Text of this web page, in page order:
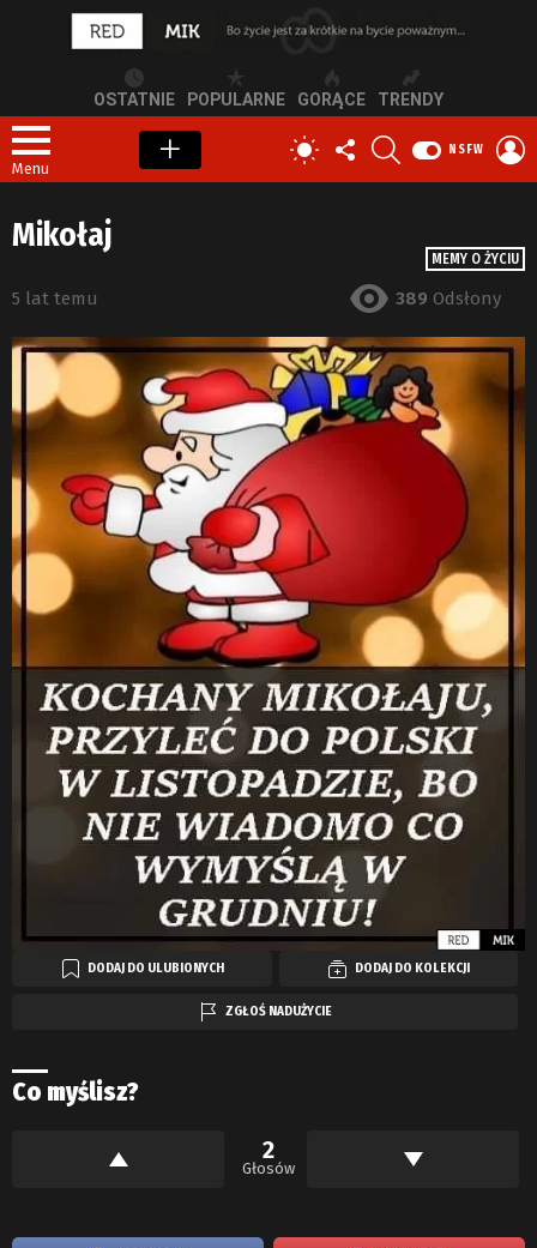
OSTATNIE POPULARNE GORĄCE TRENDY
Menu
PRZEŁĄCZ
SKÓRKĘ
OBSERWUJ
NAS
NSFW
MEMY O ŻYCIU
Mikołaj
5 lat temu 389 Odsłony
DODAJ DO ULUBIONYCH DODAJ DO KOLEKCJI
ZGŁOŚ NADUŻYCIE
Co myślisz?
2
Głosów